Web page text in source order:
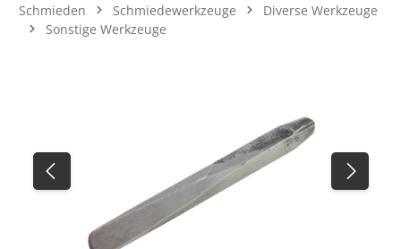
Schmieden Schmiedewerkzeuge
Diverse Werkzeuge
Sonstige Werkzeuge